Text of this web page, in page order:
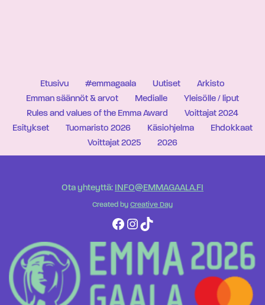
Etusivu #emmagaala Uutiset
Arkisto
Emman säännöt & arvot
Medialle
Yleisölle / liput
Rules and values of the Emma Award
Voittajat 2024
Esitykset
Tuomaristo 2026 Käsiohjelma
Ehdokkaat
Voittajat 2025
2026
Ota yhteyttä: INFO@EMMAGAALA.FI
Created by Creative Day